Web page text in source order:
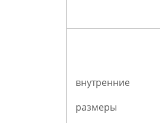
внутренние
размеры